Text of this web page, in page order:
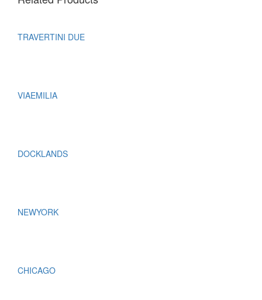
TRAVERTINI DUE
VIAEMILIA
DOCKLANDS
NEWYORK
CHICAGO